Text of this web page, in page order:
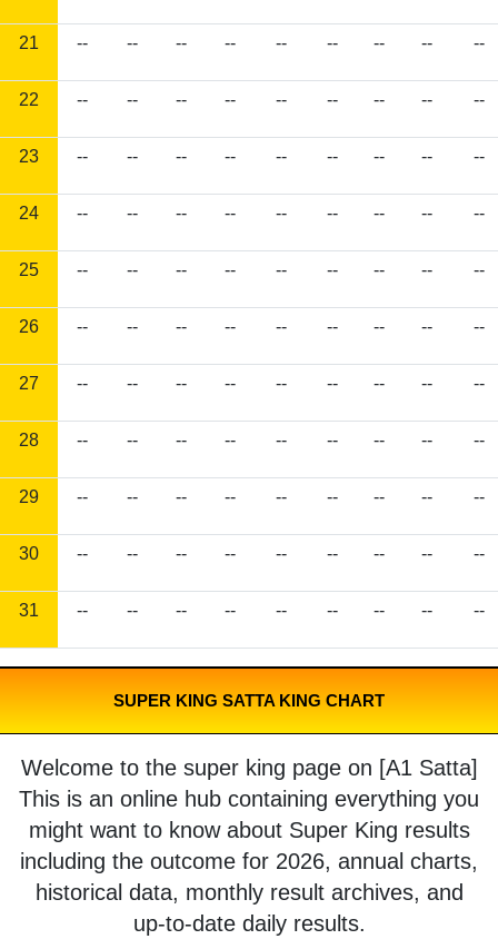
21 -- -- -- -- -- -- -- -- --
22 -- -- -- -- -- -- -- -- --
23 -- -- -- -- -- -- -- -- --
24 -- -- -- -- -- -- -- -- --
25 -- -- -- -- -- -- -- -- --
26 -- -- -- -- -- -- -- -- --
27 -- -- -- -- -- -- -- -- --
28 -- -- -- -- -- -- -- -- --
29 -- -- -- -- -- -- -- -- --
30 -- -- -- -- -- -- -- -- --
31 -- -- -- -- -- -- -- -- --
SUPER KING SATTA KING CHART
Welcome to the super king page on [A1 Satta]
This is an online hub containing everything you
might want to know about Super King results
including the outcome for 2026, annual charts,
historical data, monthly result archives, and
up-to-date daily results.